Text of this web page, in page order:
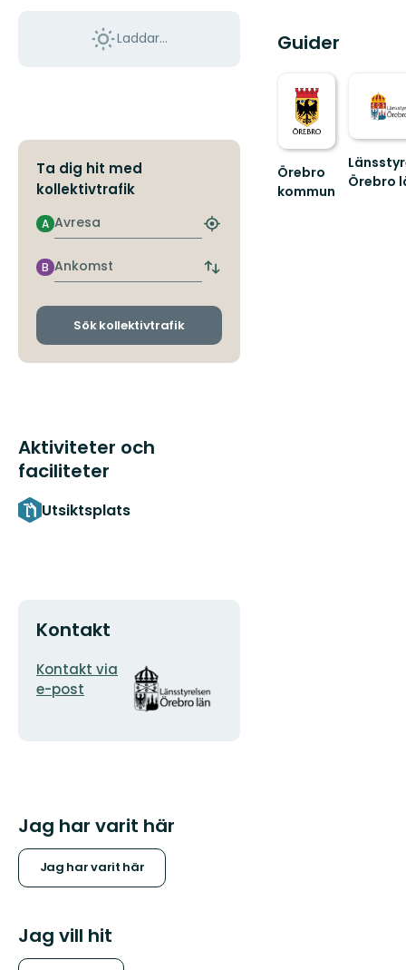
Laddar...
Ta dig hit med
kollektivtrafik
Avresa
A
Hitta
hållplats
Ankomst
B
Byt
och
Sök kollektivtrafik
Aktiviteter och
faciliteter
Utsiktsplats
Kontakt
E-
postadress
Kontakt via
e-post
Organisationens
logotyp
Jag har varit här
Jag har varit här
Jag vill hit
Guider
Örebro
kommun
Örebro